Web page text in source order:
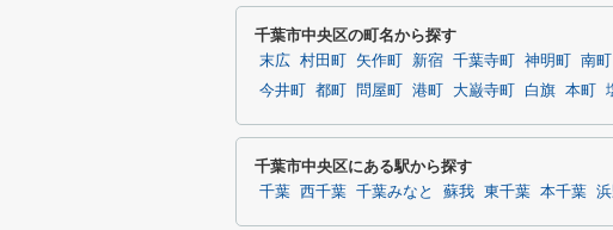
千葉市中央区の町名から探す
末広 村田町 矢作町 新宿 千葉寺町 神明町 南町
今井町
都町 問屋町 港町 大巌寺町 白旗 本町
千葉市中央区にある駅から探す
千葉 西千葉 千葉みなと 蘇我 東千葉 本千葉